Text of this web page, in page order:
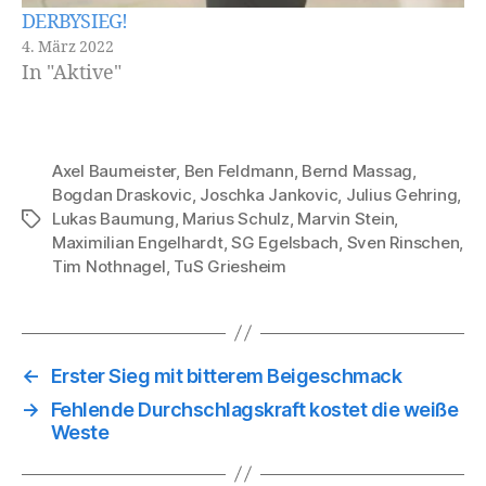
DERBYSIEG!
4. März 2022
In "Aktive"
Schlagwörter
Axel Baumeister, Ben Feldmann Bernd Massag
Bogdan Draskovic Joschka Jankovic Julius Gehring
Lukas Baumung Marius Schulz Marvin Stein
Maximilian Engelhardt,SG Egelsbach Sven Rinschen
Tim Nothnagel TuS Griesheim
←
Erster Sieg mit bitterem Beigeschmack
→
Fehlende Durchschlagskraft kostet die weiße
Weste